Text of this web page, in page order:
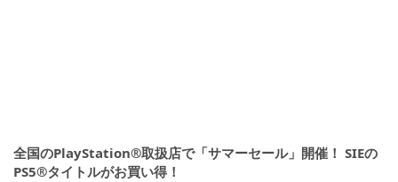
全国のPlayStation®取扱店で「サマーセール」開催！ SIEの
PS5®タイトルがお買い得！